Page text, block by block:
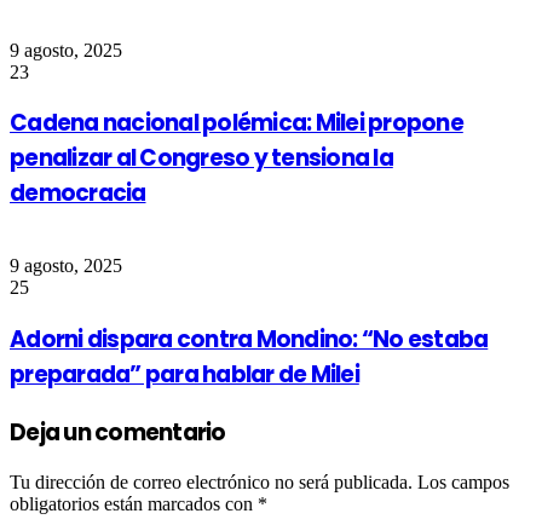
9 agosto, 2025
23
Cadena nacional polémica: Milei propone
penalizar al Congreso y tensiona la
democracia
9 agosto, 2025
25
Adorni dispara contra Mondino: “No estaba
preparada” para hablar de Milei
Deja un comentario
Tu dirección de correo electrónico no será publicada. Los campos
obligatorios están marcados con *